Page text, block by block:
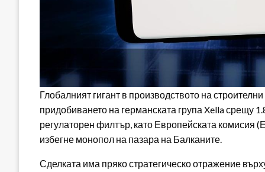
Глобалният гигант в производството на
придобиването на германската група Xella срещу
регулаторен филтър, като Европейската комисия
избегне монопол на пазара на Балканите.
Сделката има пряко стратегическо отражение